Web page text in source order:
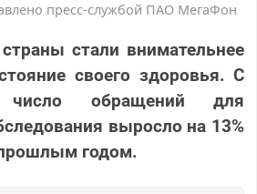
пресс-службой ПАО МегаФон
стали внимательнее
своего здоровья. С
обращений для
выросло на 13%
годом.